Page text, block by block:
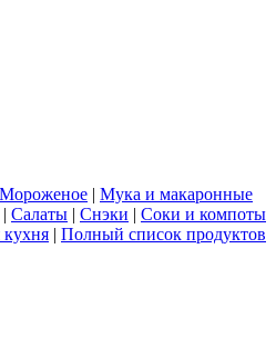
Мороженое | Мука и макаронные
| Салаты | Снэки | Соки и компоты
| Полный список продуктов